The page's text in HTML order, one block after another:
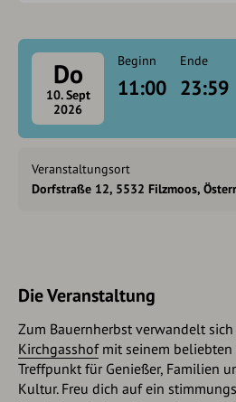
Do
10. Sept
2026
Beginn
11:00
Ende
23:59
Veranstaltungsort
Dorfstraße 12, 5532 Filzmoos,
Die Veranstaltung
Zum Bauernherbst verwandelt
Kirchgasshofmit seinem beliebten
Treffpunkt für Genießer, Familien
Kultur. Freu dich auf ein